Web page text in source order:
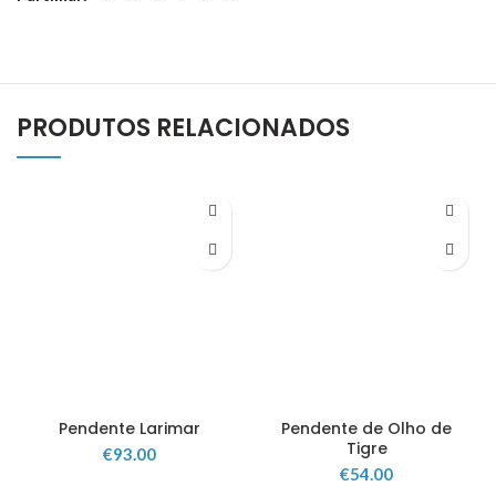
PRODUTOS RELACIONADOS
Pendente Larimar
€93.00
Pendente de Olho de
Tigre
€54.00